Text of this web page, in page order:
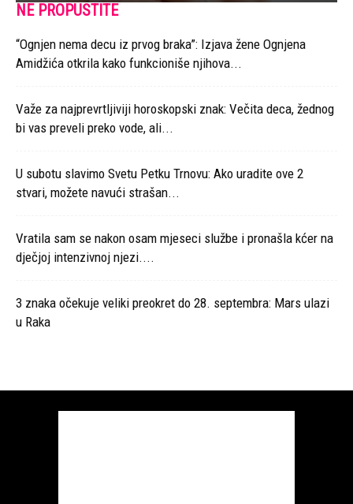
NE PROPUSTITE
“Ognjen nema decu iz prvog braka”: Izjava žene Ognjena
Amidžića otkrila kako funkcioniše njihova...
Važe za najprevrtljiviji horoskopski znak: Večita deca, žednog
bi vas preveli preko vode, ali...
U subotu slavimo Svetu Petku Trnovu: Ako uradite ove 2
stvari, možete navući strašan...
Vratila sam se nakon osam mjeseci službe i pronašla kćer na
dječjoj intenzivnoj njezi....
3 znaka očekuje veliki preokret do 28. septembra: Mars ulazi
u Raka